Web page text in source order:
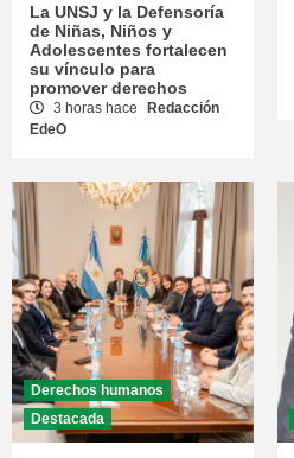
La UNSJ y la Defensoría
de Niñas, Niños y
Adolescentes fortalecen
su vínculo para
promover derechos
3 horas hace
Redacción
EdeO
Derechos humanos
Destacada